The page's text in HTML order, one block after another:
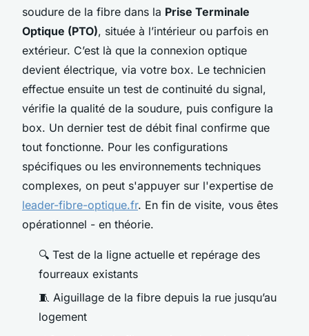
soudure de la fibre dans la Prise Terminale
Optique (PTO), située à l’intérieur ou parfois en
extérieur. C’est là que la connexion optique
devient électrique, via votre box. Le technicien
effectue ensuite un test de continuité du signal,
vérifie la qualité de la soudure, puis configure la
box. Un dernier test de débit final confirme que
tout fonctionne. Pour les configurations
spécifiques ou les environnements techniques
complexes, on peut s'appuyer sur l'expertise de
leader-fibre-optique.fr. En fin de visite, vous êtes
opérationnel - en théorie.
🔍 Test de la ligne actuelle et repérage des
fourreaux existants
🧵 Aiguillage de la fibre depuis la rue jusqu’au
logement